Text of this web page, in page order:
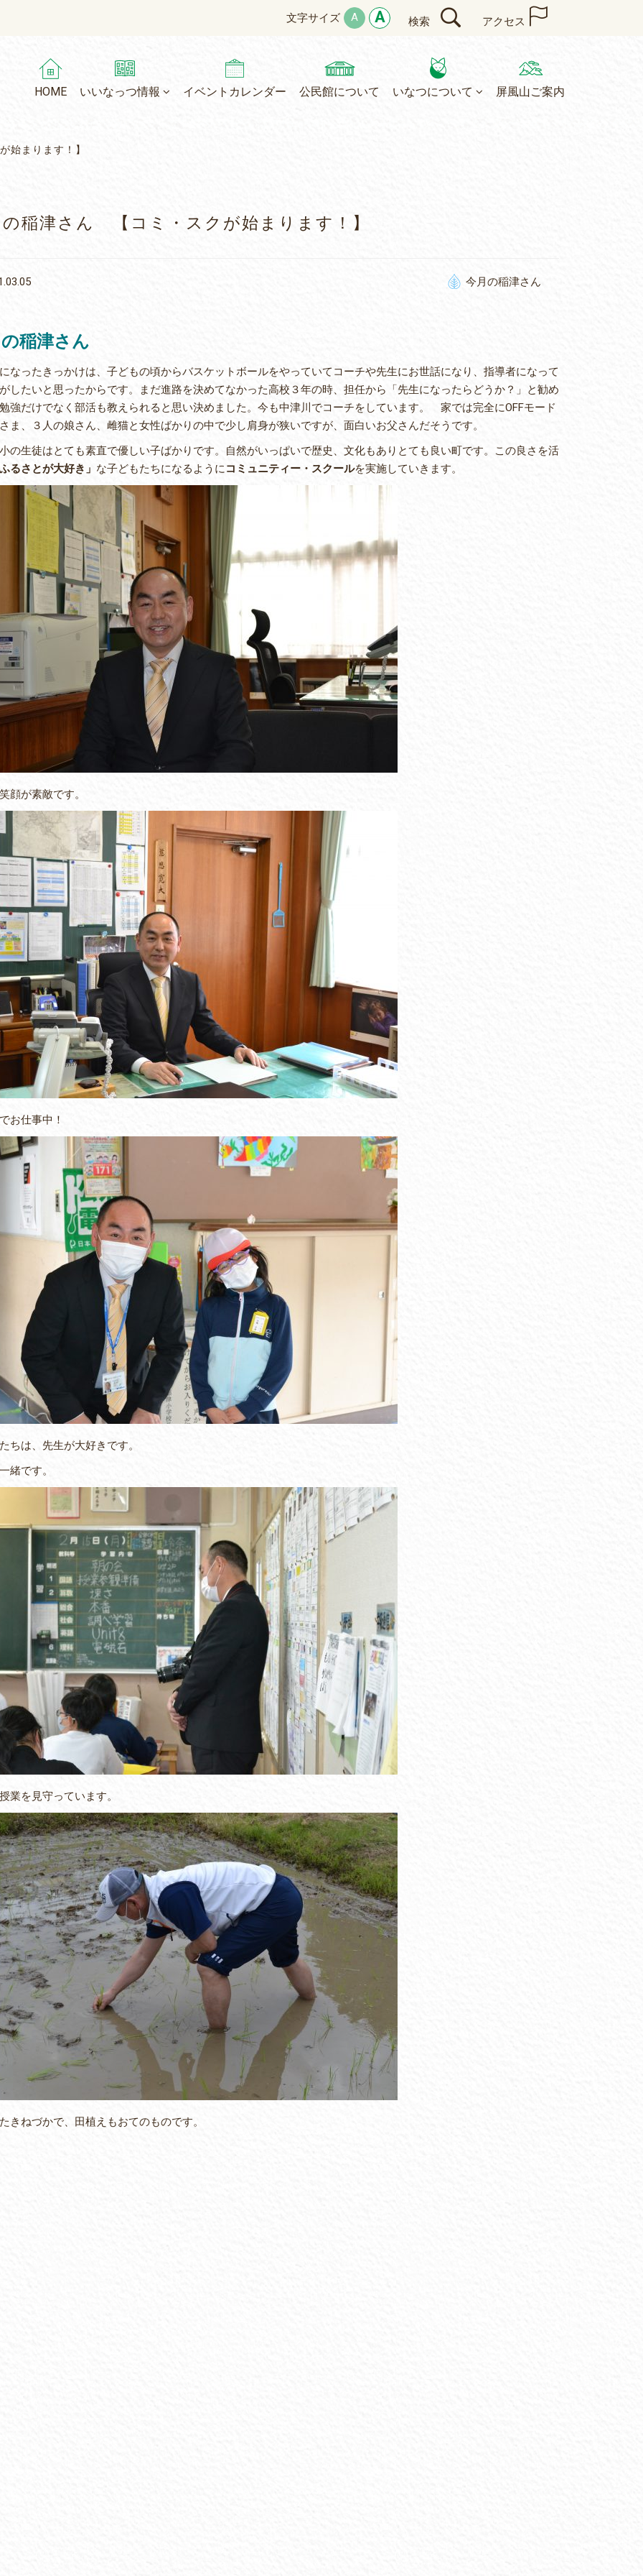
文字サイズ A A 検索 アクセス
HOME いいなっつ情報 イベントカレンダー 公民館について いなつについて 屏風山ご案内
始まります！】
の稲津さん 【コミ・スクが始まります！】
今月の稲津さん
稲津さん
ったきっかけは、子どもの頃からバスケットボールをやっていてコーチや先生にお世話になり、指導者になって
したいと思ったからです。まだ進路を決めてなかった高校３年の時、担任から「先生になったらどうか？」と勧め
強だけでなく部活も教えられると思い決めました。今も中津川でコーチをしています。 家では完全にOFFモード
ま、３人の娘さん、雌猫と女性ばかりの中で少し肩身が狭いですが、面白いお父さんだそうです。
生徒はとても素直で優しい子ばかりです。自然がいっぱいで歴史、文化もありとても良い町です。この良さを活
るさとが大好き」 な子どもたちになるようにコミュニティー・スクールを実施していきます。
顔が素敵です。
お仕事中！
ちは、先生が大好きです。
緒です。
業を見守っています。
きねづかで、田植えもおてのものです。